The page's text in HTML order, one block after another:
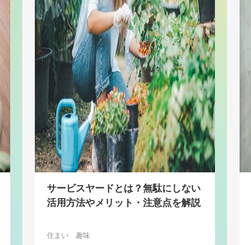
サービスヤードとは？無駄にしない
活用方法やメリット・注意点を解説
住まい 趣味